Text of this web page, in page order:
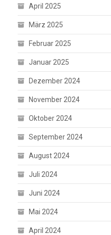
April 2025
März 2025
Februar 2025
Januar 2025
Dezember 2024
November 2024
Oktober 2024
September 2024
August 2024
Juli 2024
Juni 2024
Mai 2024
April 2024